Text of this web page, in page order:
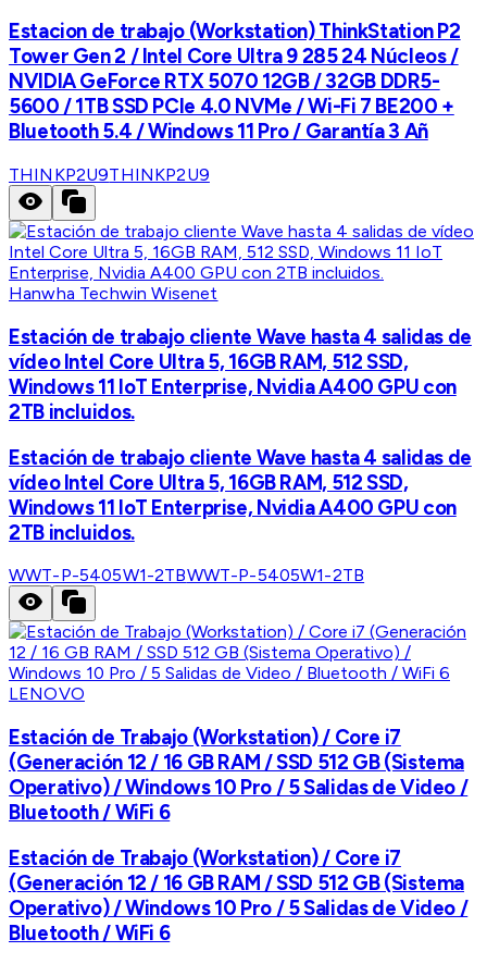
Estacion de trabajo (Workstation) ThinkStation P2
Tower Gen 2 / Intel Core Ultra 9 285 24 Núcleos /
NVIDIA GeForce RTX 5070 12GB / 32GB DDR5-
5600 / 1TB SSD PCIe 4.0 NVMe / Wi-Fi 7 BE200 +
Bluetooth 5.4 / Windows 11 Pro / Garantía 3 Añ
THINKP2U9THINKP2U9
Hanwha Techwin Wisenet
Estación de trabajo cliente Wave hasta 4 salidas de
vídeo Intel Core Ultra 5, 16GB RAM, 512 SSD,
Windows 11 IoT Enterprise, Nvidia A400 GPU con
2TB incluidos.
Estación de trabajo cliente Wave hasta 4 salidas de
vídeo Intel Core Ultra 5, 16GB RAM, 512 SSD,
Windows 11 IoT Enterprise, Nvidia A400 GPU con
2TB incluidos.
WWT-P-5405W1-2TBWWT-P-5405W1-2TB
LENOVO
Estación de Trabajo (Workstation) / Core i7
(Generación 12 / 16 GB RAM / SSD 512 GB (Sistema
Operativo) / Windows 10 Pro / 5 Salidas de Video /
Bluetooth / WiFi 6
Estación de Trabajo (Workstation) / Core i7
(Generación 12 / 16 GB RAM / SSD 512 GB (Sistema
Operativo) / Windows 10 Pro / 5 Salidas de Video /
Bluetooth / WiFi 6